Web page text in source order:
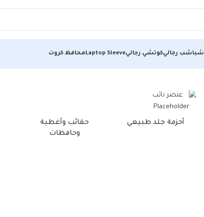
شباشب رجاليكوتشي رجاليLaptop Sleeveمحافظ كروت
أحزمة جلد طبيعي
حقائب وأغطية
وحافظات